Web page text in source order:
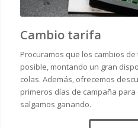
Cambio tarifa
Procuramos que los cambios
posible, montando un gran
colas. Además, ofrecemos
primeros días de campaña
salgamos ganando.